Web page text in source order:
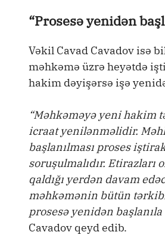
“Prosesə yenidən
Vəkil Cavad Cavadov isə
məhkəmə üzrə heyətdə
hakim dəyişərsə işə
“Məhkəməyə yeni hakim
icraat yenilənməlidir.
başlanılması proses
soruşulmalıdır. Etirazları
qaldığı yerdən davam
məhkəmənin bütün
prosesə yenidən başlanıla
Cavadov qeyd edib.